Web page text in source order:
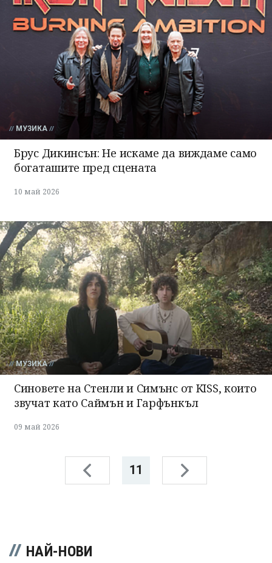
МУЗИКА
Брус Дикинсън: Не искаме да виждаме само
богаташите пред сцената
10 май 2026
МУЗИКА
Синовете на Стенли и Симънс от KISS, които
звучат като Саймън и Гарфънкъл
09 май 2026
11
НАЙ-НОВИ